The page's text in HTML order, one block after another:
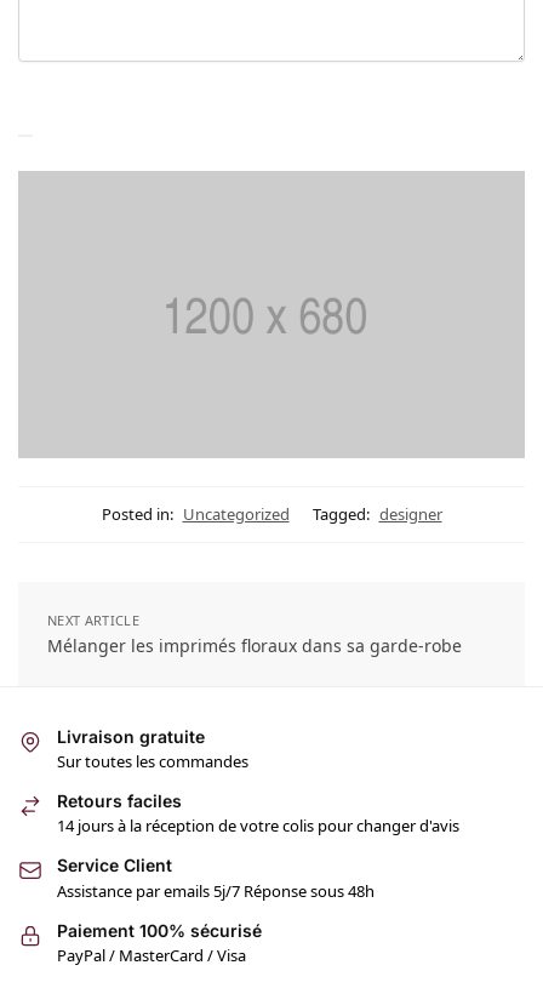
Posted in: Uncategorized Tagged: designer
NEXT ARTICLE
Mélanger les imprimés floraux dans sa garde-robe
Livraison gratuite
Sur toutes les commandes
Retours faciles
14 jours à la réception de votre colis pour changer d'avis
Service Client
Assistance par emails 5j/7 Réponse sous 48h
Paiement 100% sécurisé
PayPal / MasterCard / Visa